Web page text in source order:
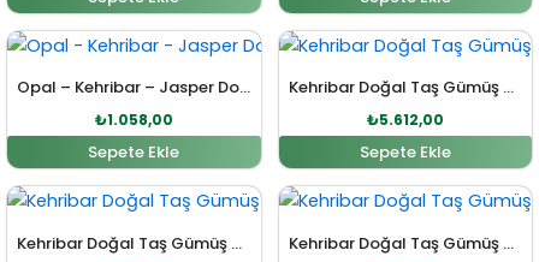
Opal – Kehribar – Jasper Doğal Taş Gümüş Bileklik
Orijinal fiyat: ₺1.164,00.
₺1.058,00
Şu andaki fiyat: ₺1.058,00.
Sepete Ekle
Kehribar Doğal Taş Gümüş Kolye
Orijinal fiyat:
₺5.612,00
Şu andaki
Sepete Ekle
Kehribar Doğal Taş Gümüş Yüzük
Orijinal fiyat: ₺2.530,00.
Şu andaki fiyat: ₺2.300,00.
Kehribar Doğal Taş Gümüş Bileklik
Orijinal fiyat:Şu andaki